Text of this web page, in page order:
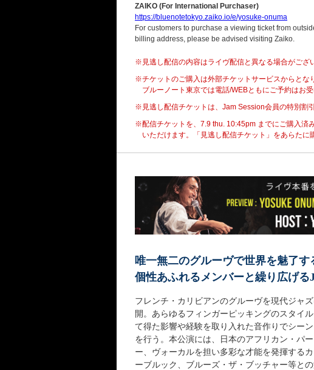
ZAIKO (For International Purchaser)
https://bluenotetokyo.zaiko.io/e/yosuke-onuma
For customers to purchase a viewing ticket from
billing address, please be advised visiting Zaiko.
※見逃し配信の内容はライヴ配信と異なる場合がござ
※チケットのご購入は外部チケットサービスからとな
ブルーノート東京では電話/WEBともにご予約はお受
※見逃し配信チケットは、Jam Session会員の特別割
※配信チケットを、7.9 thu. 10:45pm までにご購入済
いただけます。「見逃し配信チケット」をあらたに
唯一無二のグルーヴで世界を魅了す
個性あふれるメンバーと繰り広げ
フレンチ・カリビアンのグルーヴを現代ジャ
開。あらゆるフィンガーピッキングのスタイ
て得た影響や経験を取り入れた音作りでシー
を行う。本公演には、日本のアフリカン・パ
ー、ヴォーカルを担い多彩な才能を発揮する
ーブルック、ブルーズ・ザ・ブッチャー等と